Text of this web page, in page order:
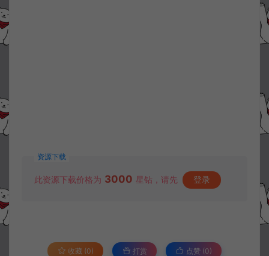
资源下载
此资源下载价格为 3000 星钻，请先 登录
收藏 (0) 打赏 点赞 (0)